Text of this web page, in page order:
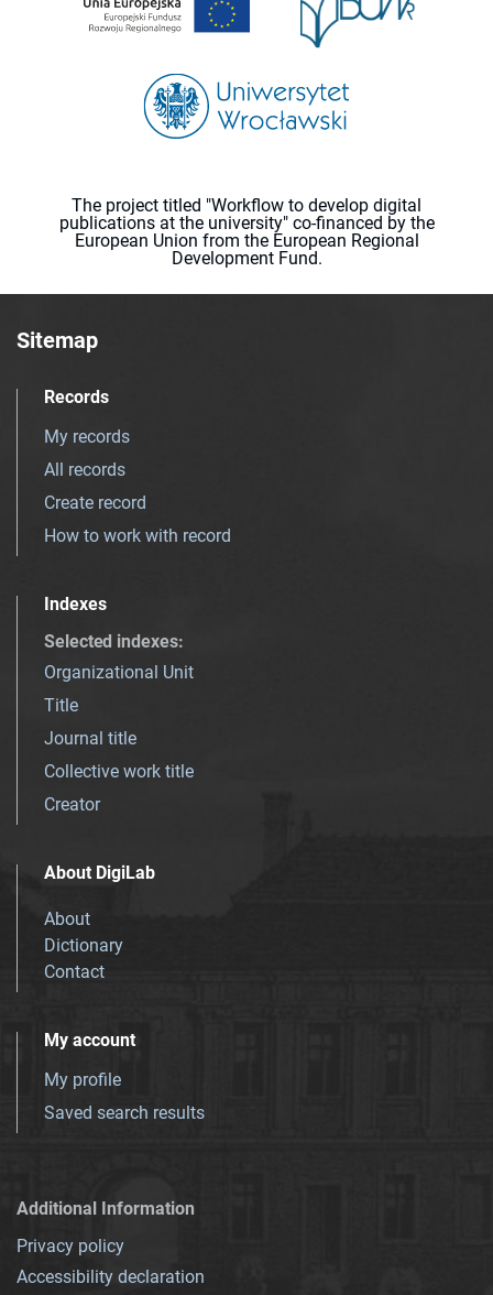
The project titled "Workflow to develop digital
publications at the university" co-financed by the
European Union from the European Regional
Development Fund.
Sitemap
Records
My records
All records
Create record
How to work with record
Indexes
Selected indexes:
Organizational Unit
Title
Journal title
Collective work title
Creator
About DigiLab
About
Dictionary
Contact
My account
My profile
Saved search results
Additional Information
Privacy policy
Accessibility declaration